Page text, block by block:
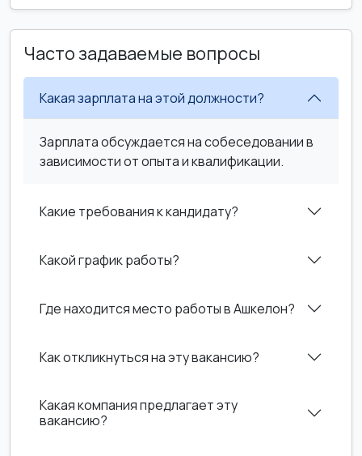
Часто задаваемые вопросы
Какая зарплата на этой должности?
Зарплата обсуждается на собеседовании в
зависимости от опыта и квалификации.
Какие требования к кандидату?
Какой график работы?
Где находится место работы в Ашкелон?
Как откликнуться на эту вакансию?
Какая компания предлагает эту
вакансию?